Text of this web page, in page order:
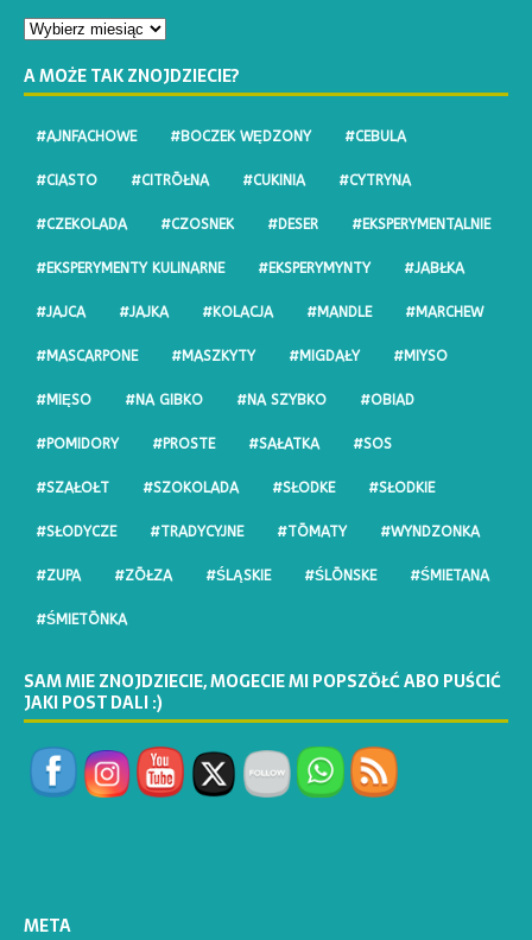
A MOŻE TAK ZNOJDZIECIE?
#AJNFACHOWE #BOCZEK WĘDZONY #CEBULA
#CIASTO #CITRŌŁNA #CUKINIA #CYTRYNA
#CZEKOLADA #CZOSNEK #DESER #EKSPERYMENTALNIE
#EKSPERYMENTY KULINARNE #EKSPERYMYNTY #JABŁKA
#JAJCA #JAJKA #KOLACJA #MANDLE #MARCHEW
#MASCARPONE #MASZKYTY #MIGDAŁY #MIYSO
#MIĘSO #NA GIBKO #NA SZYBKO #OBIAD
#POMIDORY #PROSTE #SAŁATKA #SOS
#SZAŁOŁT #SZOKOLADA #SŁODKE #SŁODKIE
#SŁODYCZE #TRADYCYJNE #TŌMATY #WYNDZONKA
#ZUPA #ZŌŁZA #ŚLĄSKIE #ŚLŌNSKE #ŚMIETANA
#ŚMIETŌNKA
SAM MIE ZNOJDZIECIE, MOGECIE MI POPSZŎŁĆ ABO PUŚCIĆ
JAKI POST DALI :)
META